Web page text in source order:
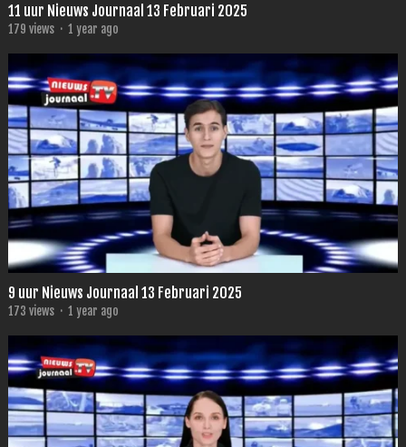
11 uur Nieuws Journaal 13 Februari 2025
179 views · 1 year ago
9 uur Nieuws Journaal 13 Februari 2025
173 views · 1 year ago